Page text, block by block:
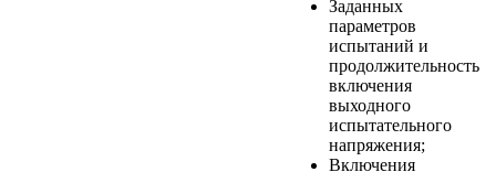
Заданных
параметров
испытаний и
продолжительность
включения
выходного
испытательного
напряжения;
Включения